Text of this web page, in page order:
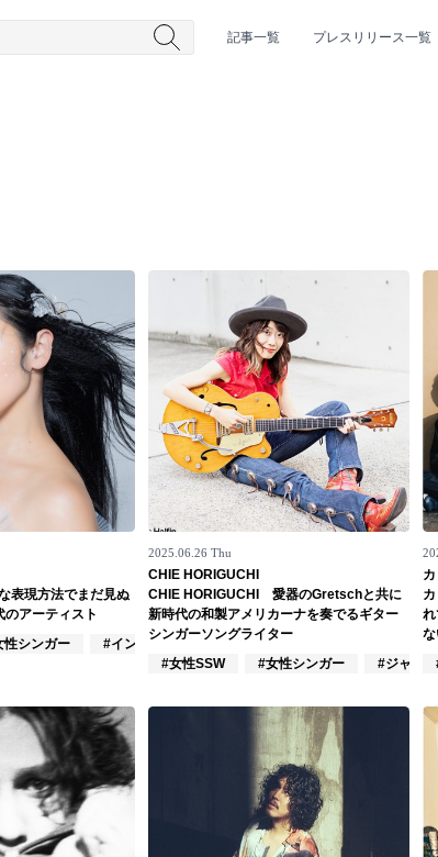
記事一覧 プレスリリース一覧
#女性シンガー #ヒップホップ #男性シンガーグループ
現方法でまだ見ぬ
アーティスト
性シンガー #インスト
2025.06.26 Thu
CHIE HORIGUCHI
CHIE HORIGUCHI 愛器のGretschと共に
新時代の和製アメリカーナを奏でるギター
シンガーソングライター
#女性SSW
#女性シンガー #ジャズ/
れ